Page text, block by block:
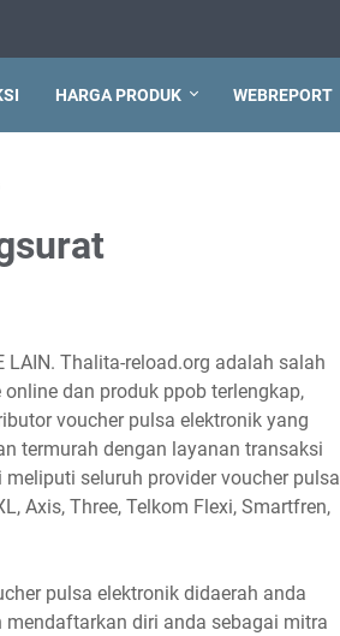
HARGA PRODUK WEBREPORT
LAIN. Thalita-reload.org adalah salah
dan produk ppob terlengkap,
voucher pulsa elektronik yang
termurah dengan layanan transaksi
seluruh provider voucher pulsa
Axis, Three, Telkom Flexi, Smartfren,
pulsa elektronik didaerah anda
diri anda sebagai mitra